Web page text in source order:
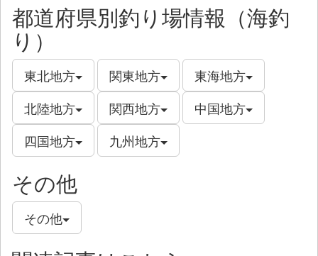
都道府県別釣り場情報（海釣
り）
東北地方 関東地方
東海地方
北陸地方
関西地方
中国地方
四国地方
九州地方
その他
その他